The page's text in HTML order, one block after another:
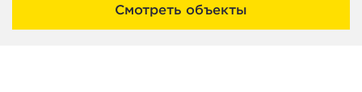
Смотреть объекты